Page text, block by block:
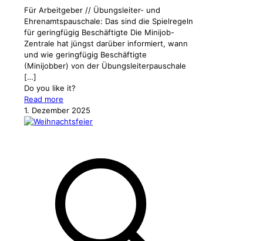
Für Arbeitgeber // Übungsleiter- und
Ehrenamtspauschale: Das sind die Spielregeln
für geringfügig Beschäftigte Die Minijob-
Zentrale hat jüngst darüber informiert, wann
und wie geringfügig Beschäftigte
(Minijobber) von der Übungsleiterpauschale
[…]
Do you like it?
Read more
1. Dezember 2025